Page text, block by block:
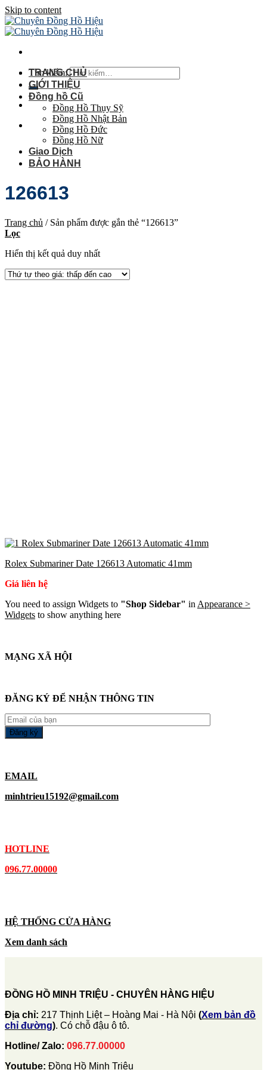
Skip to content
Tìm kiếm:
TRANG CHỦ
GIỚI THIỆU
Đồng hồ Cũ
Đồng Hồ Thụy Sỹ
Đồng Hồ Nhật Bản
Đồng Hồ Đức
Đồng Hồ Nữ
Giao Dịch
BẢO HÀNH
126613
Trang chủ /Sản phẩm được gắn thẻ “126613”
Lọc
Hiển thị kết quả duy nhất
Rolex Submariner Date 126613 Automatic 41mm
Giá liên hệ
You need to assign Widgets to "Shop Sidebar" in Appearance >
Widgets to show anything here
MẠNG XÃ HỘI
ĐĂNG KÝ ĐỂ NHẬN THÔNG TIN
EMAIL
minhtrieu15192@gmail.com
HOTLINE
096.77.00000
HỆ THỐNG CỬA HÀNG
Xem danh sách
ĐỒNG HỒ MINH TRIỆU - CHUYÊN HÀNG HIỆU
Địa chỉ: 217 Thịnh Liệt – Hoàng Mai - Hà Nội (Xem bản đồ
chỉ đường). Có chỗ đậu ô tô.
Hotline/ Zalo: 096.77.00000
Youtube: Đồng Hồ Minh Triệu